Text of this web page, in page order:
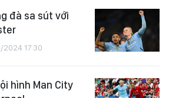
đà sa sút với
2024 17:30
hình Man City